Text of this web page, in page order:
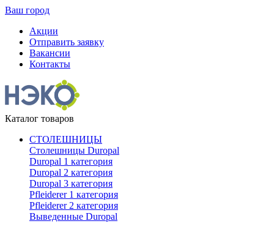
Ваш город
Акции
Отправить заявку
Вакансии
Контакты
Каталог товаров
СТОЛЕШНИЦЫ
Столешницы Duropal
Duropal 1 категория
Duropal 2 категория
Duropal 3 категория
Pfleiderer 1 категория
Pfleiderer 2 категория
Выведенные Duropal